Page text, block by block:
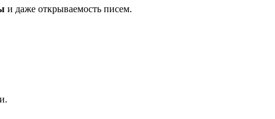
и даже открываемость писем.